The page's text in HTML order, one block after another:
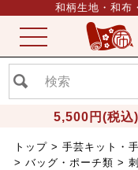
和柄生地・和布
5,500円(税込
ME
NU
トップ 手芸キット・
バッグ・ポーチ類